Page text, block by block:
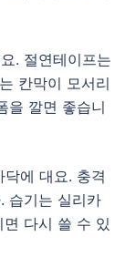
. 절연테이프는
칸막이 모서리
을 깔면 좋습니
에 대요. 충격
습기는 실리카
다시 쓸 수 있